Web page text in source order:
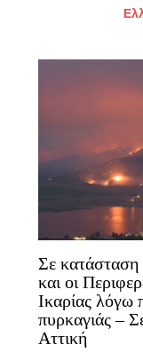
Σε κατάσταση
και οι
Ικαρίας λόγω
πυρκαγιάς –
Αττική